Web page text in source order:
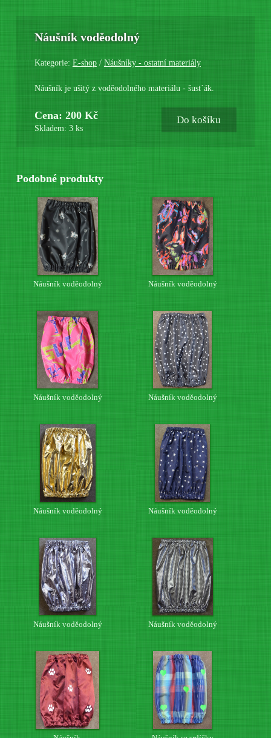
Náušník voděodolný
Kategorie: E-shop/ Náušníky - ostatní materiály
Náušník je ušitý z voděodolného materiálu - šust´ák.
Cena: 200 Kč
Skladem: 3 ks
Do košíku
Podobné produkty
Náušník voděodolný Náušník voděodolný
Náušník voděodolný Náušník voděodolný
Náušník voděodolný Náušník voděodolný
Náušník voděodolný Náušník voděodolný